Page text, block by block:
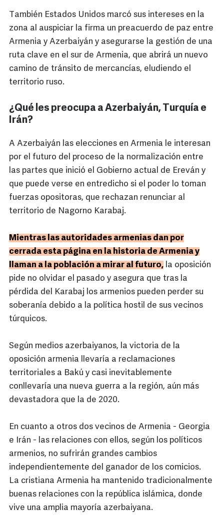
También Estados Unidos marcó sus intereses en la
zona al auspiciar la firma un preacuerdo de paz entre
Armenia y Azerbaiyán y asegurarse la gestión de una
ruta clave en el sur de Armenia, que abrirá un nuevo
camino de tránsito de mercancías, eludiendo el
territorio ruso.
¿Qué les preocupa a Azerbaiyán, Turquía e
Irán?
A Azerbaiyán las elecciones en Armenia le interesan
por el futuro del proceso de la normalización entre
las partes que inició el Gobierno actual de Ereván y
que puede verse en entredicho si el poder lo toman
fuerzas opositoras, que rechazan renunciar al
territorio de Nagorno Karabaj.
Mientras las autoridades armenias dan por
cerrada esta página en la historia de Armenia y
llaman a la población a mirar al futuro, la oposición
pide no olvidar el pasado y asegura que tras la
pérdida del Karabaj los armenios pueden perder su
soberanía debido a la política hostil de sus vecinos
túrquicos.
Según medios azerbaiyanos, la victoria de la
oposición armenia llevaría a reclamaciones
territoriales a Bakú y casi inevitablemente
conllevaría una nueva guerra a la región, aún más
devastadora que la de 2020.
En cuanto a otros dos vecinos de Armenia - Georgia
e Irán - las relaciones con ellos, según los políticos
armenios, no sufrirán grandes cambios
independientemente del ganador de los comicios.
La cristiana Armenia ha mantenido tradicionalmente
buenas relaciones con la república islámica, donde
vive una amplia mayoría azerbaiyana.